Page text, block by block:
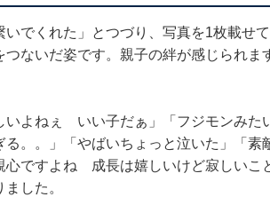
いでくれた」とつづり、写真を1枚載せ
つないだ姿です。親子の絆が感じられ
いよねぇ いい子だぁ」「フジモンみた
る。。」「やばいちょっと泣いた」「
心ですよね 成長は嬉しいけど寂しいこ
した。